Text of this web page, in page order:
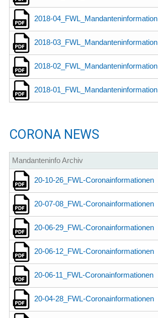
2018-04_FWL_Mandanteninformation
2018-03_FWL_Mandanteninformation
2018-02_FWL_Mandanteninformation
2018-01_FWL_Mandanteninformation
CORONA NEWS
Mandanteninfo Archiv
20-10-26_FWL-Coronainformationen
20-07-08_FWL-Coronainformationen
20-06-29_FWL-Coronainformationen
20-06-12_FWL-Coronainformationen
20-06-11_FWL-Coronainformationen
20-04-28_FWL-Coronainformationen